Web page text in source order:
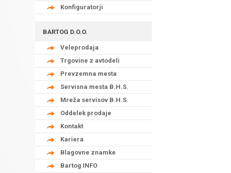
Konfiguratorji
BARTOG D.O.O.
Veleprodaja
Trgovine z avtodeli
Prevzemna mesta
Servisna mesta B.H.S.
Mreža servisov B.H.S.
Oddelek prodaje
Kontakt
Kariera
Blagovne znamke
Bartog INFO